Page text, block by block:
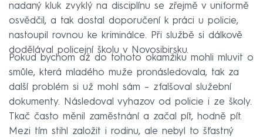
nadaný kluk zvyklý na disciplínu se zřejmě v uniformě
osvědčil, a tak dostal doporučení k práci u policie,
nastoupil rovnou ke kriminálce. Při službě si dálkově
dodělával policejní školu v Novosibirsku.
Pokud bychom až do tohoto okamžiku mohli mluvit o
smůle, která mladého muže pronásledovala, tak za
další problém si už mohl sám – zfalšoval služební
dokumenty. Následoval vyhazov od policie i ze školy.
Tkač často měnil zaměstnání a začal pít, hodně pít.
Mezi tím stihl založit i rodinu, ale nebyl to šťastný